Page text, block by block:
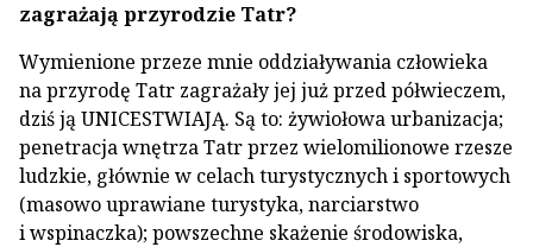
zagrażają przyrodzie Tatr?
Wymienione przeze mnie oddziaływania człowieka
na przyrodę Tatr zagrażały jej już przed półwieczem,
dziś ją UNICESTWIAJĄ. Są to: żywiołowa urbanizacja;
penetracja wnętrza Tatr przez wielomilionowe rzesze
ludzkie, głównie w celach turystycznych i sportowych
(masowo uprawiane turystyka, narciarstwo
i wspinaczka); powszechne skażenie środowiska,